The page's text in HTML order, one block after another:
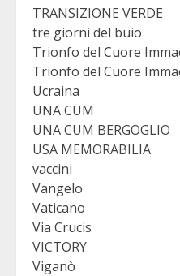
TRANSIZIONE VERDE
tre giorni del buio
Trionfo del Cuore
Trionfo del Cuore
Ucraina
UNA CUM
UNA CUM BERGOGLIO
USA MEMORABILIA
vaccini
Vangelo
Vaticano
Via Crucis
VICTORY
Viganò